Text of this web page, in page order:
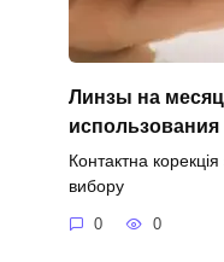
Линзы на
использования
Контактна
вибору
0 0